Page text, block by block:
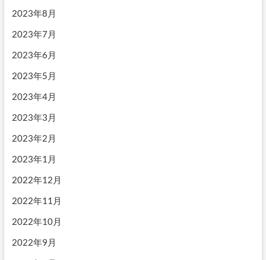
2023年8月
2023年7月
2023年6月
2023年5月
2023年4月
2023年3月
2023年2月
2023年1月
2022年12月
2022年11月
2022年10月
2022年9月